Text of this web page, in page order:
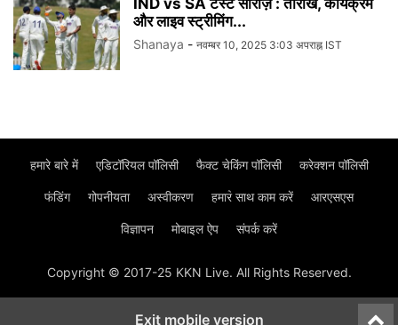
IND vs SA टेस्ट सीरीज़ : तारीखें, कार्यक्रम
और लाइव स्ट्रीमिंग...
Shanaya - नवम्बर 10, 2025 3:03 अपराह्न IST
हमारे बारे में एडिटॉरियल पॉलिसी फैक्ट चेकिंग पॉलिसी करेक्शन पॉलिसी
फंडिंग गोपनीयता अस्वीकरण हमार॓ साथ काम करें आरएसएस
विज्ञापन मोबाइल ऐप संपर्क करें
Copyright © 2017-25 KKN Live. All Rights Reserved.
Exit mobile version